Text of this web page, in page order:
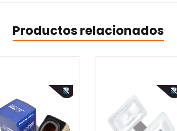
Productos relacionados